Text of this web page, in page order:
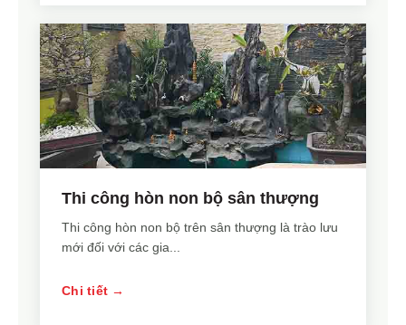
Thi công hòn non bộ sân thượng
Thi công hòn non bộ trên sân thượng là trào lưu
mới đối với các gia...
Chi tiết →